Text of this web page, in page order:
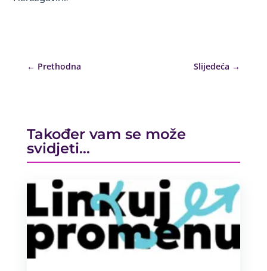
← Prethodna Slijedeća →
Također vam se može
svidjeti…